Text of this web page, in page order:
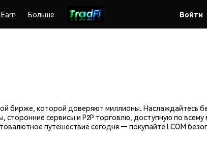
Earn Больше Войти
бирже, которой доверяют миллионы. Наслаждайтесь
сервисы и P2P торговлю, доступную по
путешествие сегодня — покупайте LCOM